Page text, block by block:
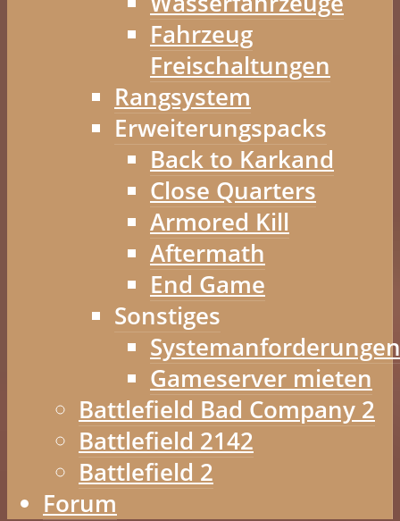
Fahrzeug
Freischaltungen
Rangsystem
Erweiterungspacks
Back to Karkand
Close Quarters
Armored Kill
Aftermath
End Game
Sonstiges
Systemanforderungen
Gameserver mieten
Battlefield Bad Company 2
Battlefield 2142
Battlefield 2
Forum